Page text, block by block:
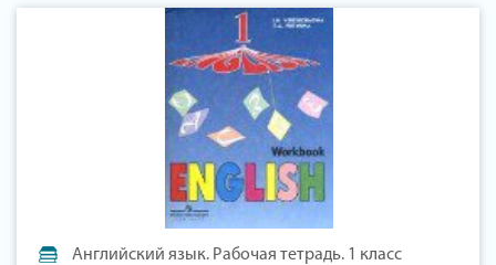
Английский язык. Рабочая тетрадь. 1 класс